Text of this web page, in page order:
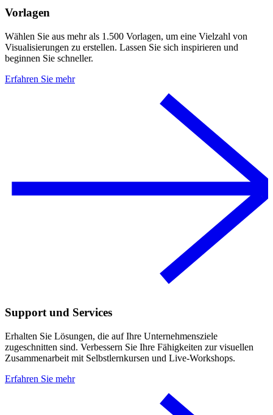
Vorlagen
Wählen Sie aus mehr als 1.500 Vorlagen, um eine Vielzahl von
Visualisierungen zu erstellen. Lassen Sie sich inspirieren und
beginnen Sie schneller.
Erfahren Sie mehr
Support und Services
Erhalten Sie Lösungen, die auf Ihre Unternehmensziele
zugeschnitten sind. Verbessern Sie Ihre Fähigkeiten zur visuellen
Zusammenarbeit mit Selbstlernkursen und Live-Workshops.
Erfahren Sie mehr